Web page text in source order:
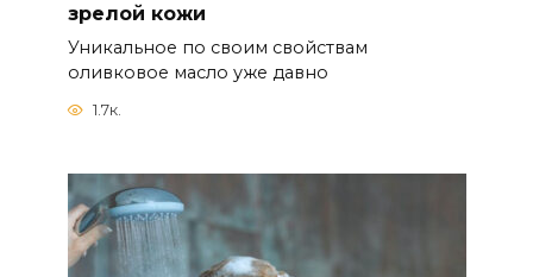
зрелой кожи
Уникальное по своим свойствам
оливковое масло уже давно
1.7к.